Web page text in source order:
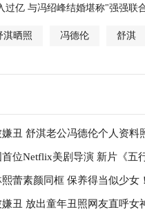
过亿 与冯绍峰结婚堪称"强强联
淇晒照 冯德伦 舒淇
丑 舒淇老公冯德伦个人资料
位Netflix美剧导演 新片《五
蕾素颜同框 保养得当似少女！
丑 放出童年丑照网友直呼女